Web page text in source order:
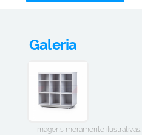
Galeria
Imagens meramente ilustrativas.